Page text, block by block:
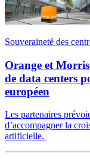
Souveraineté des
Orange et
de data centers
européen
Les partenaires
d’accompagner la
artificielle.